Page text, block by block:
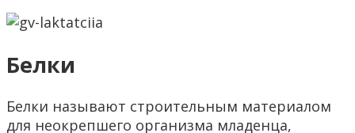
Белки
Белки называют строительным материалом
для неокрепшего организма младенца,